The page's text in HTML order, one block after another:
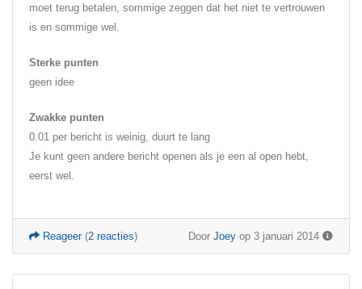
moet terug betalen, sommige zeggen dat het niet te vertrouwen
is en sommige wel.
Sterke punten
geen idee
Zwakke punten
0.01 per bericht is weinig, duurt te lang
Je kunt geen andere bericht openen als je een al open hebt,
eerst wel.
Door Joey op 3 januari 2014
Reageer(2 reacties)